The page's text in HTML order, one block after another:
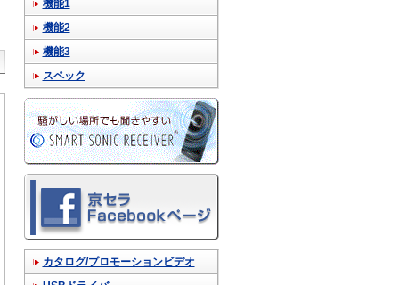
機能1
機能2
機能3
スペック
カタログ/プロモーションビデオ